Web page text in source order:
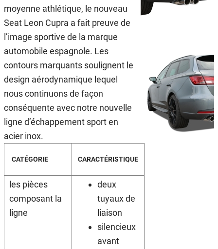
moyenne athlétique, le nouveau
Seat Leon Cupra a fait preuve de
l’image sportive de la marque
automobile espagnole. Les
contours marquants soulignent le
design aérodynamique lequel
nous continuons de façon
conséquente avec notre nouvelle
ligne d’échappement sport en
acier inox.
CATÉGORIE CARACTÉRISTIQUE
les pièces
composant la
ligne
deux
tuyaux de
liaison
silencieux
avant